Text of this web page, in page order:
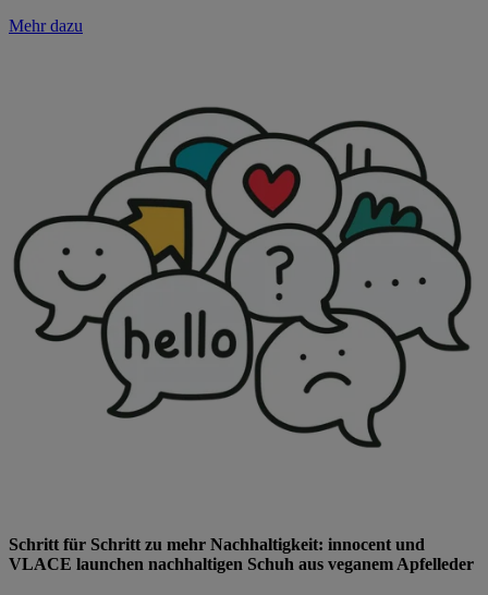
Mehr dazu
Schritt für Schritt zu mehr Nachhaltigkeit: innocent und
VLACE launchen nachhaltigen Schuh aus veganem Apfelleder